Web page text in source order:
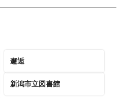
邂逅
新潟市立図書館